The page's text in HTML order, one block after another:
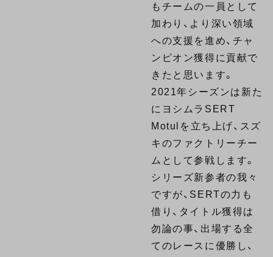
もチームの一員として
加わり、より深い領域
への支援を進め、チャ
ンピオン獲得に貢献で
きたと思います。
2021年シーズンは新た
にヨシムラSERT
Motulを立ち上げ、スズ
キのファクトリーチー
ムとして参戦します。
シリーズ新参者の我々
ですが、SERTの力も
借り、タイトル獲得は
勿論の事、出場する全
てのレースに優勝し、